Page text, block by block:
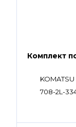
Комплект
708-2L-